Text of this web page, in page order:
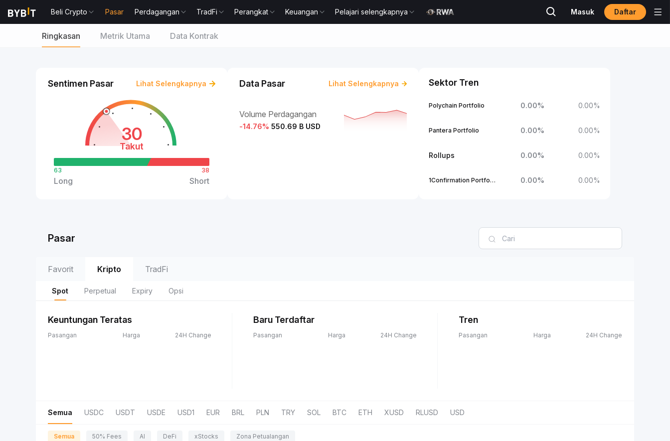
Beli Crypto Pasar Perdagangan TradFi Perangkat Keuangan Pelajari selengkapnya Masuk Daftar
Ringkasan Metrik Utama Data Kontrak
Sentimen Pasar Lihat Selengkapnya
30
Takut
63
Long
38
Short
Data Pasar Lihat Selengkapnya
Volume Perdagangan
-14.76% 550.69 B USD
Sektor Tren
Polychain Portfolio 0.00% 0.00%
Pantera Portfolio 0.00% 0.00%
Rollups 0.00% 0.00%
1Confirmation Portfolio 0.00% 0.00%
Pasar
Favorit Kripto TradFi
Spot Perpetual Expiry Opsi
Keuntungan Teratas
Pasangan Harga 24H Change
Baru Terdaftar
Pasangan Harga 24H Change
Tren
Pasangan Harga 24H Change
Semua USDC USDT USDE USD1 EUR BRL PLN TRY SOL BTC ETH XUSD RLUSD USD
Semua 50% Fees AI DeFi xStocks Zona Petualangan